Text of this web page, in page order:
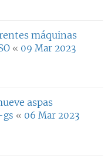
máquinas
« 09 Mar 2023
aspas
gs « 06 Mar 2023